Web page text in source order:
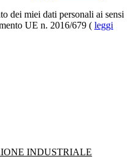
dei miei dati personali ai sensi
UE n. 2016/679 ( leggi
INDUSTRIALE